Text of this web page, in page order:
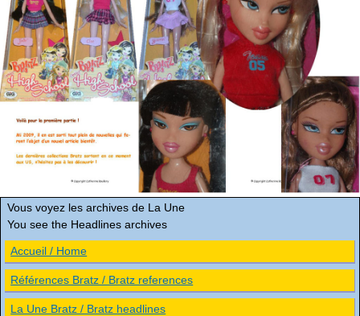
Vous voyez les archives de La Une
You see the Headlines archives
Accueil / Home
Références Bratz / Bratz references
La Une Bratz / Bratz headlines